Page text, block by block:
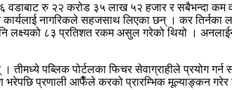
वडाबाट रु २२ करोड ३५ लाख ५२ हजार र सबैभन्दा
नागरिकले सहजसाथ लिएका छन् । कर
८३ प्रतिशत रकम असुल गरेको थियो ।
। तीमध्ये पब्लिक पोर्टलका फिचर सेवाग्राहीले
भरेपछि प्रणाली आफैँले करको प्रारम्भिक मूल्याङ्कन